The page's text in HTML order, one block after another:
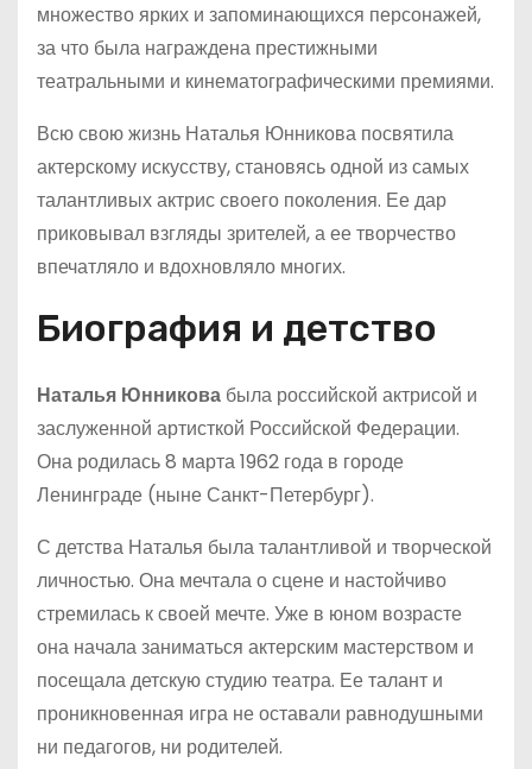
множество ярких и запоминающихся персонажей,
за что была награждена престижными
театральными и кинематографическими премиями.
Всю свою жизнь Наталья Юнникова посвятила
актерскому искусству, становясь одной из самых
талантливых актрис своего поколения. Ее дар
приковывал взгляды зрителей, а ее творчество
впечатляло и вдохновляло многих.
Биография и детство
Наталья Юнникова была российской актрисой и
заслуженной артисткой Российской Федерации.
Она родилась 8 марта 1962 года в городе
Ленинграде (ныне Санкт-Петербург).
С детства Наталья была талантливой и творческой
личностью. Она мечтала о сцене и настойчиво
стремилась к своей мечте. Уже в юном возрасте
она начала заниматься актерским мастерством и
посещала детскую студию театра. Ее талант и
проникновенная игра не оставали равнодушными
ни педагогов, ни родителей.